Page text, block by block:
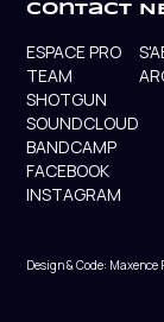
contact
ESPACE PRO
TEAM
SHOTGUN
SOUNDCLOUD
BANDCAMP
FACEBOOK
INSTAGRAM
Design & Code: Maxence